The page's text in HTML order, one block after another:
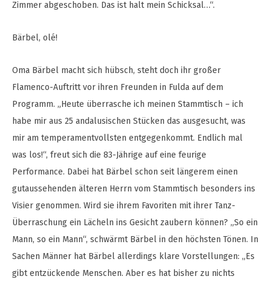
Zimmer abgeschoben. Das ist halt mein Schicksal…“.
Bärbel, olé!
Oma Bärbel macht sich hübsch, steht doch ihr großer
Flamenco-Auftritt vor ihren Freunden in Fulda auf dem
Programm. „Heute überrasche ich meinen Stammtisch – ich
habe mir aus 25 andalusischen Stücken das ausgesucht, was
mir am temperamentvollsten entgegenkommt. Endlich mal
was los!“, freut sich die 83-Jährige auf eine feurige
Performance. Dabei hat Bärbel schon seit längerem einen
gutaussehenden älteren Herrn vom Stammtisch besonders ins
Visier genommen. Wird sie ihrem Favoriten mit ihrer Tanz-
Überraschung ein Lächeln ins Gesicht zaubern können? „So ein
Mann, so ein Mann“, schwärmt Bärbel in den höchsten Tönen. In
Sachen Männer hat Bärbel allerdings klare Vorstellungen: „Es
gibt entzückende Menschen. Aber es hat bisher zu nichts